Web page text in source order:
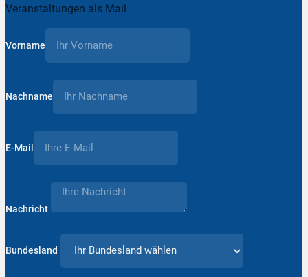
Veranstaltungen als Mail
Vorname
Nachname
E-Mail
Nachricht
Bundesland